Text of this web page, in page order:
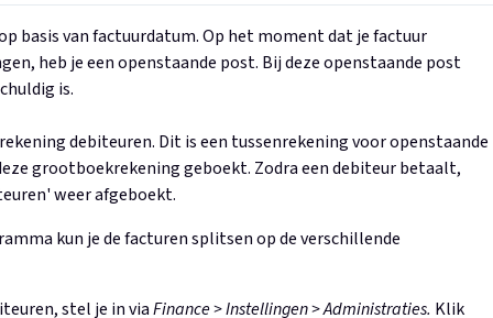
basis van factuurdatum. Op het moment dat je factuur
heb je een openstaande post. Bij deze openstaande post
is.
debiteuren. Dit is een tussenrekening voor openstaande
grootboekrekening geboekt. Zodra een debiteur betaalt,
weer afgeboekt.
kun je de facturen splitsen op de verschillende
stel je in viaFinance > Instellingen > Administraties. Klik